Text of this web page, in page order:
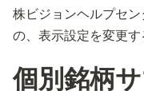
株ビジョンヘルプセン
の、表示設定を変更す
個別銘柄